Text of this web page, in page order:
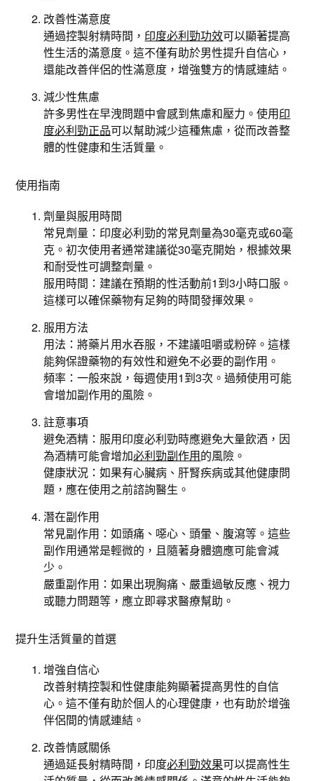
改善性滿意度
通過控製射精時間， 印度必利勁功效可以顯著提高
性生活的滿意度。這不僅有助於男性提升自信心，
還能改善伴侶的性滿意度，增強雙方的情感連結。
減少性焦慮
許多男性在早洩問題中會感到焦慮和壓力。使用印
度必利勁正品可以幫助減少這種焦慮，從而改善整
體的性健康和生活質量。
使用指南
劑量與服用時間
常見劑量：印度必利勁的常見劑量為30毫克或60毫
克。初次使用者通常建議從30毫克開始，根據效果
和耐受性可調整劑量。
服用時間：建議在預期的性活動前1到3小時口服。
這樣可以確保藥物有足夠的時間發揮效果。
服用方法
用法：將藥片用水吞服，不建議咀嚼或粉碎。這樣
能夠保證藥物的有效性和避免不必要的副作用。
頻率：一般來說，每週使用1到3次。過頻使用可能
會增加副作用的風險。
註意事項
避免酒精：服用印度必利勁時應避免大量飲酒，因
為酒精可能會增加必利勁副作用的風險。
健康狀況：如果有心臟病、肝腎疾病或其他健康問
題，應在使用之前諮詢醫生。
潛在副作用
常見副作用：如頭痛、噁心、頭暈、腹瀉等。這些
副作用通常是輕微的，且隨著身體適應可能會減
少。
嚴重副作用：如果出現胸痛、嚴重過敏反應、視力
或聽力問題等，應立即尋求醫療幫助。
提升生活質量的首選
增強自信心
改善射精控製和性健康能夠顯著提高男性的自信
心。這不僅有助於個人的心理健康，也有助於增強
伴侶間的情感連結。
改善情感關係
通過延長射精時間，印度必利勁效果可以提高性生